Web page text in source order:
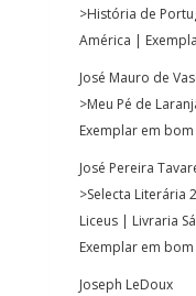
>História de
América |
José Mauro de
>Meu Pé de
Exemplar em
José Pereira
>Selecta Literária
Liceus | Livraria
Exemplar em
Joseph LeDoux